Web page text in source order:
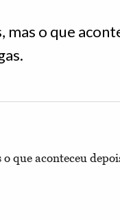
mas o que
o que aconteceu